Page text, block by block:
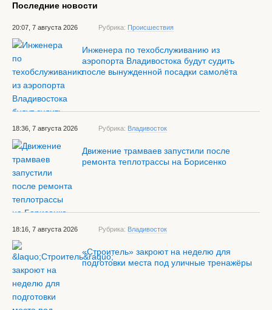
Последние новости
20:07, 7 августа 2026 Рубрика: Происшествия
Инженера по техобслуживанию из
аэропорта Владивостока будут судить
после вынужденной посадки самолёта
18:36, 7 августа 2026 Рубрика: Владивосток
Движение трамваев запустили после
ремонта теплотрассы на Борисенко
18:16, 7 августа 2026 Рубрика: Владивосток
«Строитель» закроют на неделю для
подготовки места под уличные тренажёры